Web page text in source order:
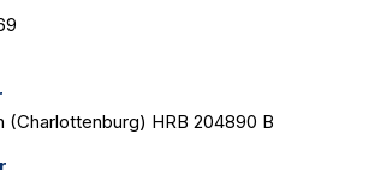
(Charlottenburg) HRB 204890 B